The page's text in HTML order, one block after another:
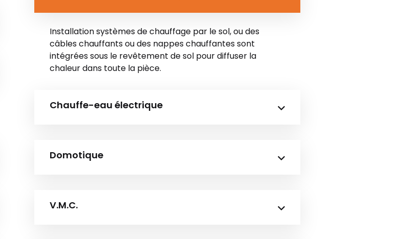
Installation systèmes de chauffage par le sol, ou des
câbles chauffants ou des nappes chauffantes sont
intégrées sous le revêtement de sol pour diffuser la
chaleur dans toute la pièce.
Chauffe-eau électrique
Domotique
V.M.C.